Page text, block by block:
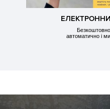
автоматично і